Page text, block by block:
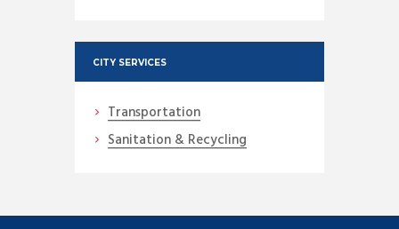
CITY SERVICES
Transportation
Sanitation & Recycling